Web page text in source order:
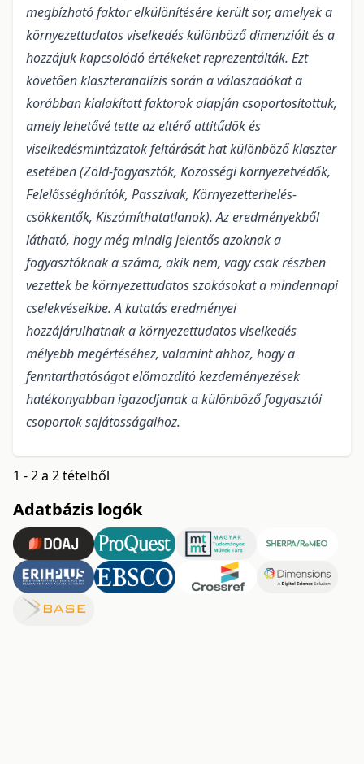
megbízható faktor elkülönítésére került sor, amelyek a
környezettudatos viselkedés különböző dimenzióit és a
hozzájuk kapcsolódó értékeket reprezentálták. Ezt
követően klaszteranalízis során a válaszadókat a
korábban kialakított faktorok alapján csoportosítottuk,
amely lehetővé tette az eltérő attitűdök és
viselkedésmintázatok feltárását hat különböző klaszter
esetében (Zöld-fogyasztók, Közösségi környezetvédők,
Felelősséghárítók, Passzívak, Környezetterhelés-
csökkentők, Kiszámíthatatlanok). Az eredményekből
látható, hogy még mindig jelentős azoknak a
fogyasztóknak a száma, akik nem, vagy csak részben
vezettek be környezettudatos szokásokat a mindennapi
cselekvéseikbe. A kutatás eredményei
hozzájárulhatnak a környezettudatos viselkedés
mélyebb megértéséhez, valamint ahhoz, hogy a
fenntarthatóságot előmozdító kezdeményezések
hatékonyabban igazodjanak a különböző fogyasztói
csoportok sajátosságaihoz.
1 - 2 a 2 tételből
Adatbázis logók